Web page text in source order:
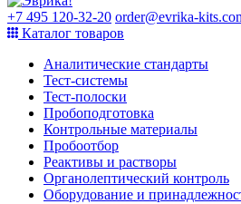
+7 495 120-32-20 order@evrika-
Каталог товаров
Аналитические стандарты
Тест-системы
Тест-полоски
Пробоподготовка
Контрольные материалы
Пробоотбор
Реактивы и растворы
Органолептический контроль
Оборудование и